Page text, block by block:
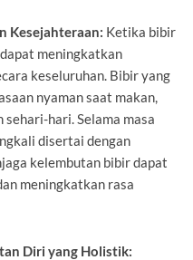
Kesejahteraan: Ketika bibir
meningkatkan
keseluruhan. Bibir yang
nyaman saat makan,
hari. Selama masa
disertai dengan
kelembutan bibir dapat
meningkatkan rasa
Diri yang Holistik: